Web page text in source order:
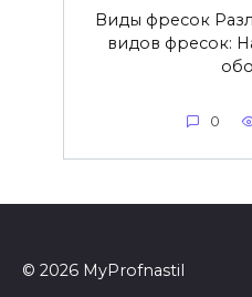
Виды фресок
видов фресок:
0
© 2026 MyProfnastil